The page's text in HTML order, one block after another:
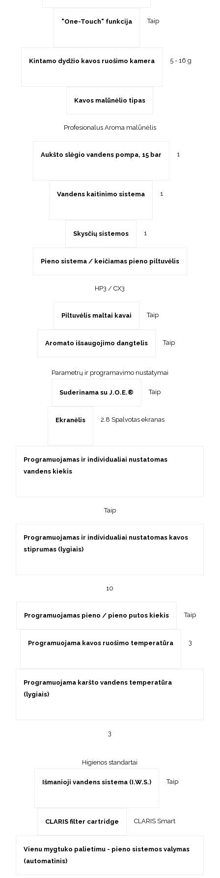
"One-Touch" funkcija Taip
Kintamo dydžio kavos ruošimo kamera 5 - 16 g
Kavos malūnėlio tipas
Profesionalus Aroma malūnėlis
Aukšto slėgio vandens pompa, 15 bar 1
Vandens kaitinimo sistema 1
Skysčių sistemos 1
Pieno sistema / keičiamas pieno piltuvėlis
HP3 / CX3
Piltuvėlis maltai kavai Taip
Aromato išsaugojimo dangtelis Taip
Parametrų ir programavimo nustatymai
Suderinama su J.O.E.® Taip
Ekranėlis 2.8 Spalvotas ekranas
Programuojamas ir individualiai nustatomas
vandens kiekis
Taip
Programuojamas ir individualiai nustatomas kavos
stiprumas (lygiais)
10
Programuojamas pieno / pieno putos kiekis Taip
Programuojama kavos ruošimo temperatūra 3
Programuojama karšto vandens temperatūra
(lygiais)
3
Higienos standartai
Išmanioji vandens sistema (I.W.S.) Taip
CLARIS filter cartridge CLARIS Smart
Vienu mygtuko palietimu - pieno sistemos valymas
(automatinis)